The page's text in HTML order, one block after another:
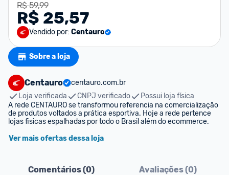
R$ 59,99
R$ 25,57
Vendido por: Centauro
Sobre a loja
Centauro
centauro.com.br
Loja verificada
CNPJ verificado
Possui loja física
A rede CENTAURO se transformou referencia na comercialização
de produtos voltados a prática esportiva. Hoje a rede pertence
lojas fisicas espalhadas por todo o Brasil além do ecommerce.
Ver mais ofertas dessa loja
Comentários (0) Avaliações (0)